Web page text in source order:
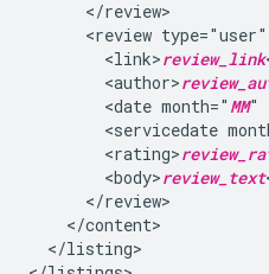
<review
<link>review_link
<author>
<date month=" MM"
<servicedate
<rating>
<body>review_text
</listing>